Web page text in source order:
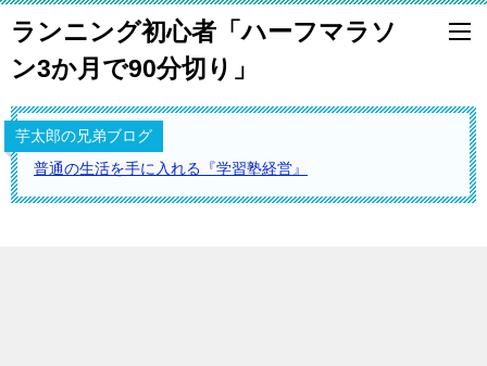
ランニング初心者「ハーフマラソ
ン3か月で90分切り」
芋太郎の兄弟ブログ
普通の生活を手に入れる『学習塾経営』